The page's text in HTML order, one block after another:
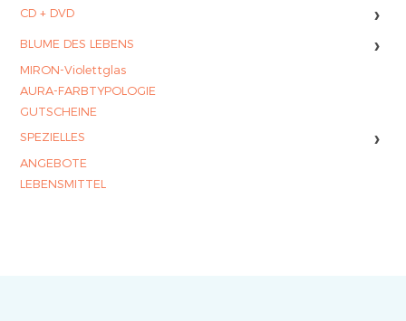
CD + DVD ›
BLUME DES LEBENS ›
MIRON-Violettglas
AURA-FARBTYPOLOGIE
GUTSCHEINE
SPEZIELLES
›
ANGEBOTE
LEBENSMITTEL